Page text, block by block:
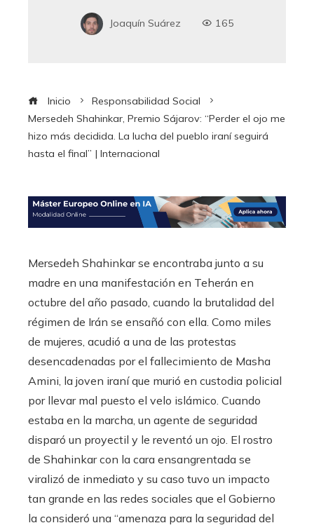
Joaquín Suárez 165
Inicio
Responsabilidad Social
Mersedeh Shahinkar, Premio Sájarov: “Perder el ojo me
hizo más decidida. La lucha del pueblo iraní seguirá
hasta el final” | Internacional
Mersedeh Shahinkar se encontraba junto a su
madre en una manifestación en Teherán en
octubre del año pasado, cuando la brutalidad del
régimen de Irán se ensañó con ella. Como miles
de mujeres, acudió a una de las protestas
desencadenadas por el fallecimiento de Masha
Amini, la joven iraní que murió en custodia policial
por llevar mal puesto el velo islámico. Cuando
estaba en la marcha, un agente de seguridad
disparó un proyectil y le reventó un ojo. El rostro
de Shahinkar con la cara ensangrentada se
viralizó de inmediato y su caso tuvo un impacto
tan grande en las redes sociales que el Gobierno
la consideró una “amenaza para la seguridad del